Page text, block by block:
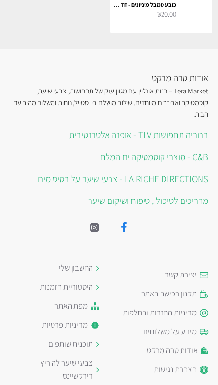
כובע טמבל מיניונים - חד הקרן של אגנס
₪20.00
אודות טרה מרקט
Tera Market – חנות אונליין עם מגוון ענק של תחפושות, צבעי שיער,
קוסמטיקה ואביזרים מיוחדים. שילוב מושלם בין סטייל, נוחות ומשלוח מהיר עד
הבית.
ברוריה תחפושות TLV - אופנה אלטרנטיבית
C&B - מוצרי קוסמטיקה ים המלח
LA RICHE DIRECTIONS - צבעי שיער על בסיס מים
מדריכים לטיפול , טיפוח ושיקום שיער
יצירת קשר
תקנון רכישה באתר
מדיניות החזרות והחלפות
מידע על משלוחים
אודות טרה מרקט
הצהרת נגישות
החשבון שלי
היסטוריית הזמנות
מפת האתר
מדיניות פרטיות
תוכנית שותפים
צבעי שיער לה ריץ
דירקשיינס